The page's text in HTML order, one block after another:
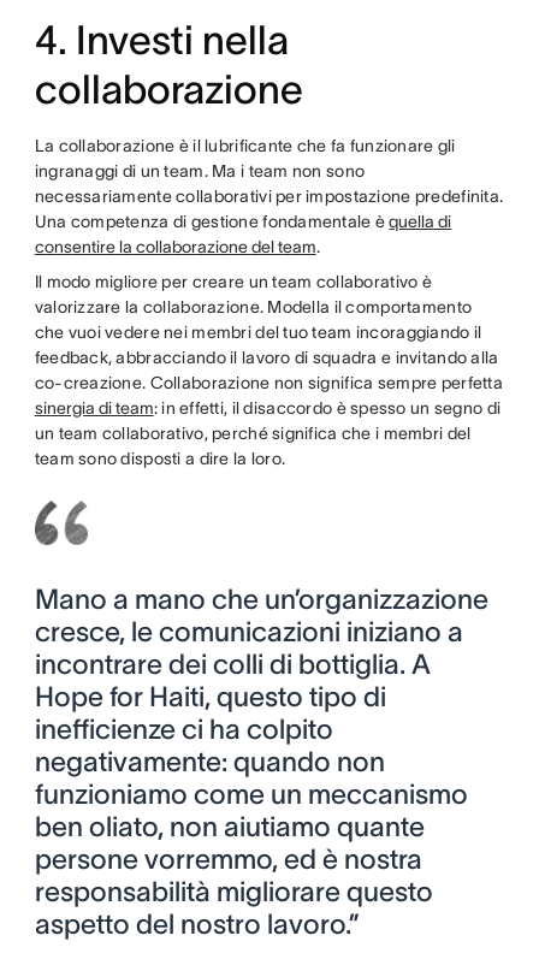
4. Investi nella
collaborazione
La collaborazione è il lubrificante che fa funzionare gli
ingranaggi di un team. Ma i team non sono
necessariamente collaborativi per impostazione predefinita.
Una competenza di gestione fondamentale èquella di
consentire la collaborazione del team.
Il modo migliore per creare un team collaborativo è
valorizzare la collaborazione. Modella il comportamento
che vuoi vedere nei membri del tuo team incoraggiando il
feedback, abbracciando il lavoro di squadra e invitando alla
co-creazione. Collaborazione non significa sempre perfetta
sinergia di team: in effetti, il disaccordo è spesso un segno di
un team collaborativo, perché significa che i membri del
team sono disposti a dire la loro.
Mano a mano che un’organizzazione
cresce, le comunicazioni iniziano a
incontrare dei colli di bottiglia. A
Hope for Haiti, questo tipo di
inefficienze ci ha colpito
negativamente: quando non
funzioniamo come un meccanismo
ben oliato, non aiutiamo quante
persone vorremmo, ed è nostra
responsabilità migliorare questo
aspetto del nostro lavoro.”